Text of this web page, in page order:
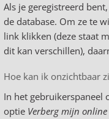
Als je geregistreerd
de database. Om ze te
link klikken (deze staat
dit kan verschillen),
Hoe kan ik onzichtbaar
In het
optie Verberg mijn